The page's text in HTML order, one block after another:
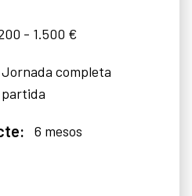
- 1.500 €
Jornada completa
partida
6 mesos